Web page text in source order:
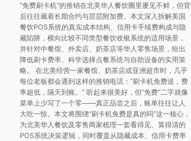
“免费刷卡机”的推销在北美华人餐饮圈里屡见不鲜，但背
后往往藏着长期合约与层层附加费。本文深入拆解美国
餐饮POS系统的真实成本结构、信用卡手续费构成与隐
藏陷阱，横向比较不同类型餐饮收银系统的适用场景，
并针对中餐馆、外卖店、奶茶店等华人零售场景，给出
降低刷卡费率、科学选择点餐系统与自助设备的实用策
略。 在北美经营一家餐馆、奶茶店或亚洲超市时，几乎
每位老板都会遇到这样的推销电话：“刷卡机免费送，费
率超低，隔天到账。” 听起来很美好，但“免费”二字就像
菜单上少写了一个零——真正品尝之后，账单往往让人
大吃一惊。本文将围绕“刷卡机免费是真的吗”这一核心，
为北美华人餐饮及零售商家梳理一套看得见、算得清的
POS系统决策逻辑，同时覆盖从隐藏成本、信用卡费率